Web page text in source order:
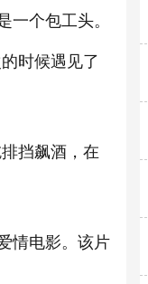
个包工头。
时候遇见了
挡飙酒，在
情电影。该片